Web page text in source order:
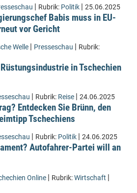
| Rubrik: Politik | 25.06.2025
Babis muss in EU-
vor Gericht
Welle | Presseschau | Rubrik:
in Tschechien
| Rubrik: Reise | 24.06.2025
Entdecken Sie Brünn, den
Tschechiens
| Rubrik: Politik | 24.06.2025
Autofahrer-Partei will an
Online | Rubrik:Wirtschaft |